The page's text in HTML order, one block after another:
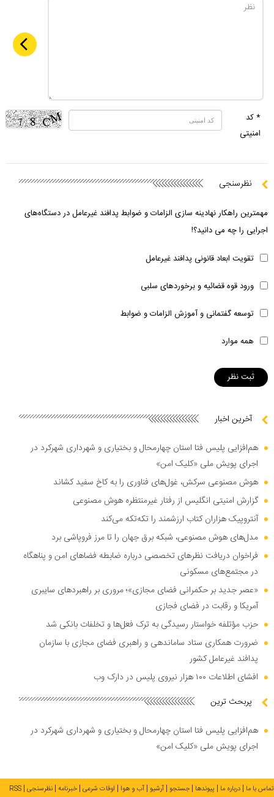
* کد
امنیتی
نظرسنجی
مهمترین راهکار نهادینه سازی الزامات و ضوابط پدافند غیرعامل در دستگاه‌های
اجرایی را چه می دانید؟!
تقویت ابعاد قانونی پدافند غیرعامل
ورود قوه قضائیه و برخوردهای سلبی
توسعه گفتمانی و آموزش الزامات و ضوابط
همه موارد
آخرین اخبار
هم‌افزایی پلیس فتا استان چهارمحال و بختیاری و شهرداری شهرکرد در
اجرای پویش ملی «کلیک امن»
هوش مصنوعی سرکش، غول‌های فناوری را به کاخ سفید کشاند
گزارش امنیتی انگلیس از رفتار غیرمنتظره هوش مصنوعی
آنتروپیک هزاران کتاب ارزشمند را تکه‌تکه می‌کند
مدل‌های هوش مصنوعی، شبکه برق جهان را تا مرز فروپاشی برد
فراخوان دریافت نظر‌های تخصصی درباره ضابطه فضا‌های امن و پناهگاه
در مجتمع‌های مسکونی
«عصر جدید بر حکمرانی فضای مجازی»؛ مروری بر راهبرد‌های سایبری
آمریکا و رقابت در فضای فجازی
حزب مؤتلفه خواستار رسیدگی به ترک فعل‌ها و تخلفات بانکی شد
ضرورت همکاری ستاد ساماندهی و راهبری فضای مجازی با سازمان
پدافند غیرعامل کشور
افشای اطلاعات ۱۰۰ هزار نیروی پلیس در دارک وب
پربحث ترین
هم‌افزایی پلیس فتا استان چهارمحال و بختیاری و شهرداری شهرکرد در
اجرای پویش ملی «کلیک امن»
تماس با ما درباره ما پیوندها جستجو آرشیو آب و هوا اوقات شرعی خبرنامه نظرسنجی RSS